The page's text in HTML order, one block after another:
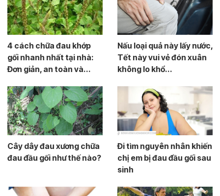
4 cách chữa đau khớp
gối nhanh nhất tại nhà:
Đơn giản, an toàn và...
Nấu loại quả này lấy nước,
Tết này vui vẻ đón xuân
không lo khổ...
Cây dây đau xương chữa
đau đầu gối như thế nào?
Đi tìm nguyên nhân khiến
chị em bị đau đầu gối sau
sinh